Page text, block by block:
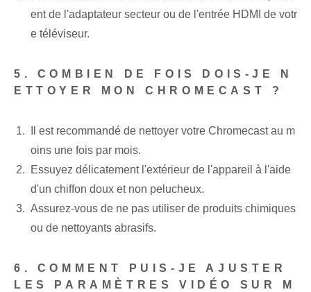
ent de l'adaptateur secteur ou de l'entrée HDMI de votr
e téléviseur.
5. COMBIEN DE FOIS DOIS-JE N
ETTOYER MON CHROMECAST ?
Il est recommandé de nettoyer votre Chromecast au m
oins une fois par mois.
Essuyez délicatement l'extérieur de l'appareil à l'aide
d'un chiffon doux et non pelucheux.
Assurez-vous⁤ de ne pas utiliser de produits chimiques
ou de nettoyants abrasifs.
6. COMMENT PUIS-JE AJUSTER
LES PARAMÈTRES VIDÉO SUR M